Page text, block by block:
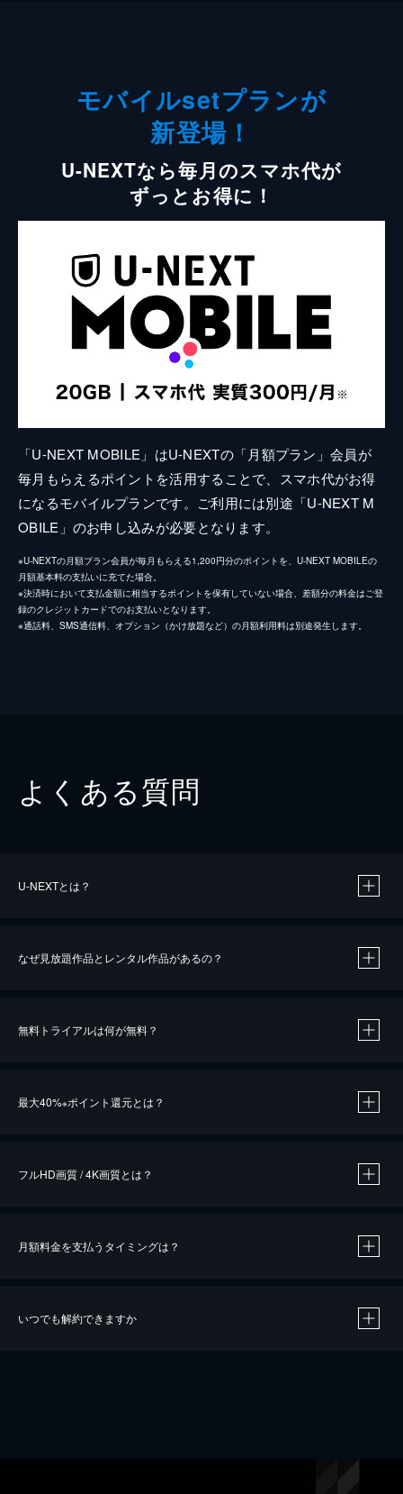
モバイルsetプランが
新登場！
U-NEXTなら毎月のスマホ代が
ずっとお得に！
「U-NEXT MOBILE」はU-NEXTの「月額プラン」会員が
毎月もらえるポイントを活用することで、スマホ代がお得
になるモバイルプランです。ご利用には別途「U-NEXT M
OBILE」のお申し込みが必要となります。
※U-NEXTの月額プラン会員が毎月もらえる1,200円分のポイントを、U-NEXT MOBILEの
月額基本料の支払いに充てた場合。
※決済時において支払金額に相当するポイントを保有していない場合、差額分の料金はご登
録のクレジットカードでのお支払いとなります。
※通話料、SMS通信料、オプション（かけ放題など）の月額利用料は別途発生します。
よくある質問
U-NEXTとは？
なぜ見放題作品とレンタル作品があるの？
無料トライアルは何が無料？
最大40%※ポイント還元とは？
※40％ポイント還元の対象は、クレジットカード決済による作品の購入 / レンタルです。
iOSアプリのUコイン決済による作品の購入 / レンタルは、20％のポイント還元です。
フルHD画質 / 4K画質とは？
月額料金を支払うタイミングは？
いつでも解約できますか